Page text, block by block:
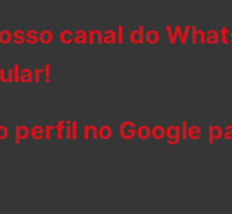
canal do
perfil no Google